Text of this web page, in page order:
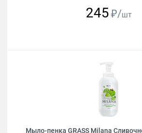
245 ₽/шт
Мыло-пенка GRASS Milana